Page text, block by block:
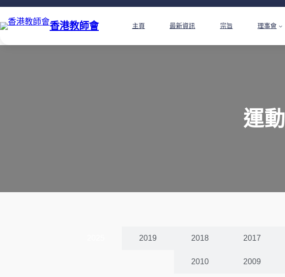
香港教師會 主頁 最新資訊 宗旨 理事會
運
2019 2018 2017
2010 2009